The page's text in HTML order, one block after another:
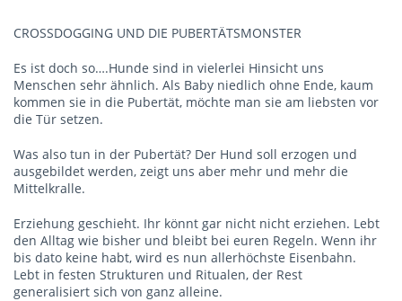
CROSSDOGGING UND DIE PUBERTÄTSMONSTER
Es ist doch so….Hunde sind in vielerlei Hinsicht uns
Menschen sehr ähnlich. Als Baby niedlich ohne Ende, kaum
kommen sie in die Pubertät, möchte man sie am liebsten vor
die Tür setzen.
Was also tun in der Pubertät? Der Hund soll erzogen und
ausgebildet werden, zeigt uns aber mehr und mehr die
Mittelkralle.
Erziehung geschieht. Ihr könnt gar nicht nicht erziehen. Lebt
den Alltag wie bisher und bleibt bei euren Regeln. Wenn ihr
bis dato keine habt, wird es nun allerhöchste Eisenbahn.
Lebt in festen Strukturen und Ritualen, der Rest
generalisiert sich von ganz alleine.